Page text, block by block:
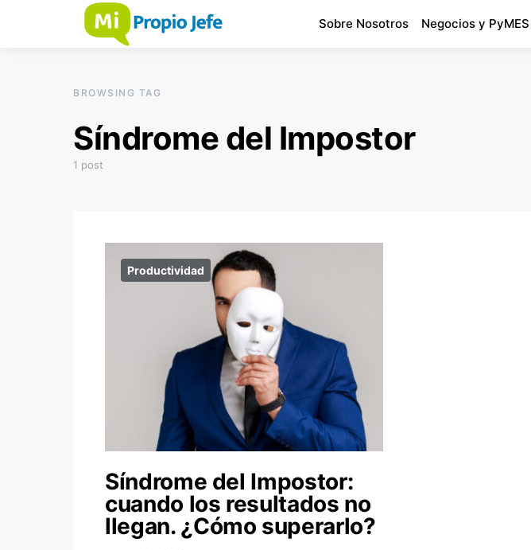
Sobre Nosotros Negocios y PyMES
BROWSING TAG
Síndrome del Impostor
1 post
Productividad
Síndrome del Impostor:
cuando los resultados no
llegan. ¿Cómo superarlo?